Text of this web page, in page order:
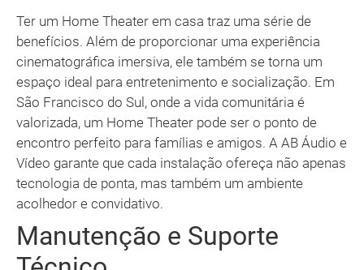
Ter um Home Theater em casa traz uma série de
benefícios. Além de proporcionar uma experiência
cinematográfica imersiva, ele também se torna um
espaço ideal para entretenimento e socialização. Em
São Francisco do Sul, onde a vida comunitária é
valorizada, um Home Theater pode ser o ponto de
encontro perfeito para famílias e amigos. A AB Áudio e
Vídeo garante que cada instalação ofereça não apenas
tecnologia de ponta, mas também um ambiente
acolhedor e convidativo.
Manutenção e Suporte